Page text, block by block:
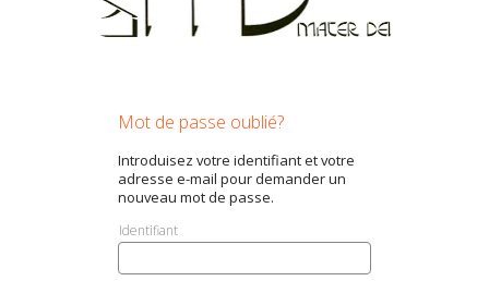
Mot de passe oublié?
Introduisez votre identifiant et votre
adresse e-mail pour demander un
nouveau mot de passe.
Identifiant